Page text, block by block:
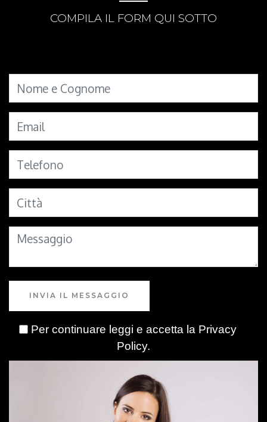
COMPILA IL FORM QUI SOTTO
INVIA IL MESSAGGIO
Per continuare leggi e accetta la Privacy
Policy.